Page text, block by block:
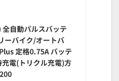
自動パルスバッテ
ーバイク/オートバ
定格0.75A バッテ
電(トリクル充電)方